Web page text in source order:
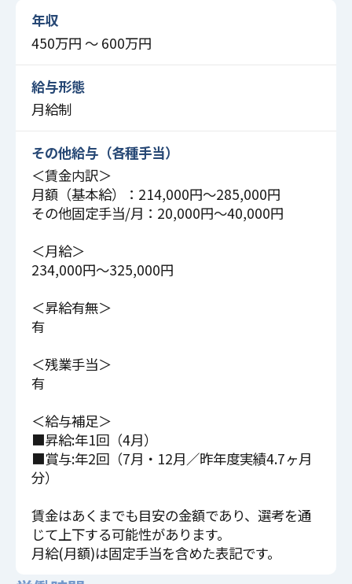
年収
450万円 〜 600万円
給与形態
月給制
その他給与（各種手当）
＜賃金内訳＞
月額（基本給）：214,000円～285,000円
その他固定手当/月：20,000円～40,000円
＜月給＞
234,000円～325,000円
＜昇給有無＞
有
＜残業手当＞
有
＜給与補足＞
■昇給:年1回（4月）
■賞与:年2回（7月・12月／昨年度実績4.7ヶ月
分）
賃金はあくまでも目安の金額であり、選考を通
じて上下する可能性があります。
月給(月額)は固定手当を含めた表記です。